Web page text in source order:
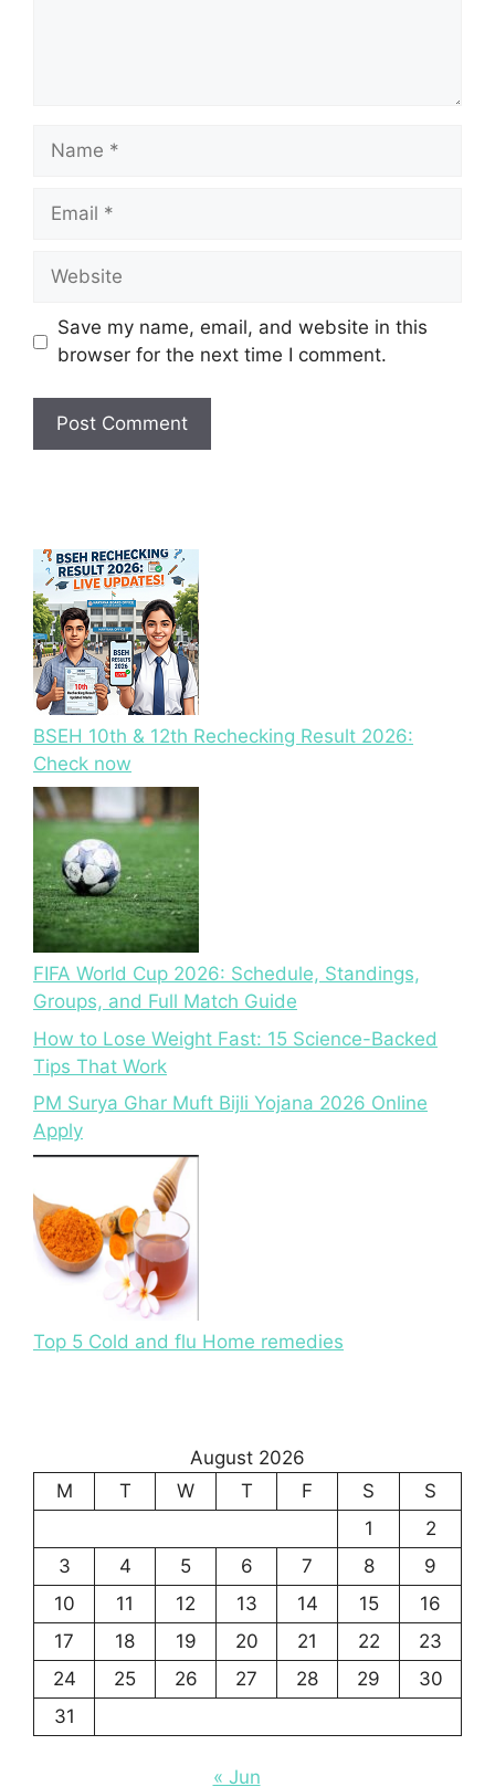
Name
Email
Website
Save my name, email, and website in this
browser for the next time I comment.
BSEH 10th & 12th Rechecking Result 2026:
Check now
FIFA World Cup 2026: Schedule, Standings,
Groups, and Full Match Guide
How to Lose Weight Fast: 15 Science-Backed
Tips That Work
PM Surya Ghar Muft Bijli Yojana 2026 Online
Apply
Top 5 Cold and flu Home remedies
August 2026
M
T W T F S
S
1
2
3
4 5 6 7 8
9
10
11 12 13 14 15
16
17
18 19 20 21 22
23
24
25 26 27 28 29
30
31
« Jun